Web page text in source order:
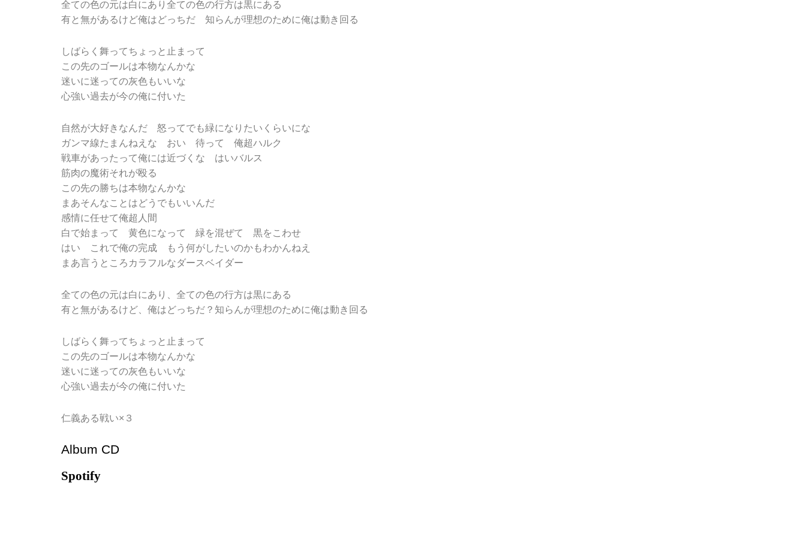
全ての色の元は白にあり全ての色の行方は黒にある
有と無があるけど俺はどっちだ 知らんが理想のために俺は動き回る
しばらく舞ってちょっと止まって
この先のゴールは本物なんかな
迷いに迷っての灰色もいいな
心強い過去が今の俺に付いた
自然が大好きなんだ 怒ってでも緑になりたいくらいにな
ガンマ線たまんねえな おい 待って 俺超ハルク
戦車があったって俺には近づくな はいバルス
筋肉の魔術それが殴る
この先の勝ちは本物なんかな
まあそんなことはどうでもいいんだ
感情に任せて俺超人間
白で始まって 黄色になって 緑を混ぜて 黒をこわせ
はい これで俺の完成 もう何がしたいのかもわかんねえ
まあ言うところカラフルなダースベイダー
全ての色の元は白にあり、全ての色の行方は黒にある
有と無があるけど、俺はどっちだ？知らんが理想のために俺は動き回る
しばらく舞ってちょっと止まって
この先のゴールは本物なんかな
迷いに迷っての灰色もいいな
心強い過去が今の俺に付いた
仁義ある戦い×３
Album CD
Spotify